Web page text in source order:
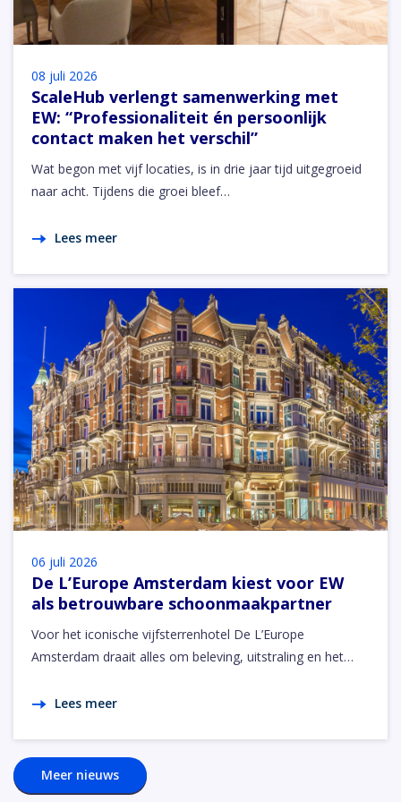
08 juli 2026
ScaleHub verlengt samenwerking met
EW: “Professionaliteit én persoonlijk
contact maken het verschil”
Wat begon met vijf locaties, is in drie jaar tijd uitgegroeid
naar acht. Tijdens die groei bleef…
Lees meer
06 juli 2026
De L’Europe Amsterdam kiest voor EW
als betrouwbare schoonmaakpartner
Voor het iconische vijfsterrenhotel De L’Europe
Amsterdam draait alles om beleving, uitstraling en het…
Lees meer
Meer nieuws